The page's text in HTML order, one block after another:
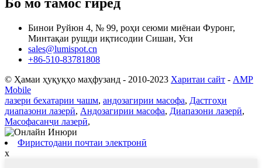
Бинои Руйюн 4, № 99, роҳи сеюми миёнаи Фуронг,
Минтақаи рушди иқтисодии Сишан, Уси
sales@lumispot.cn
+86-510-83781808
© Ҳамаи ҳуқуқҳо маҳфузанд - 2010-2023 Харитаи сайт - AMP
Mobile
лазери бехатарии чашм, андозагирии масофа, Дастгоҳи
диапазони лазерӣ, Андозагирии масофа, Диапазони лазерӣ,
Масофасанҷи лазерӣ,
Фиристодани почтаи электронӣ
x